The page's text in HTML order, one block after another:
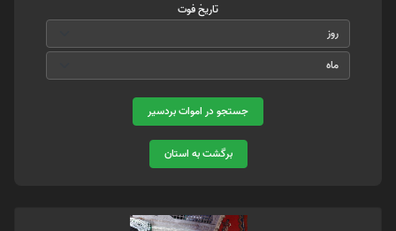
تاریخ فوت
جستجو در اموات بردسیر
برگشت به استان